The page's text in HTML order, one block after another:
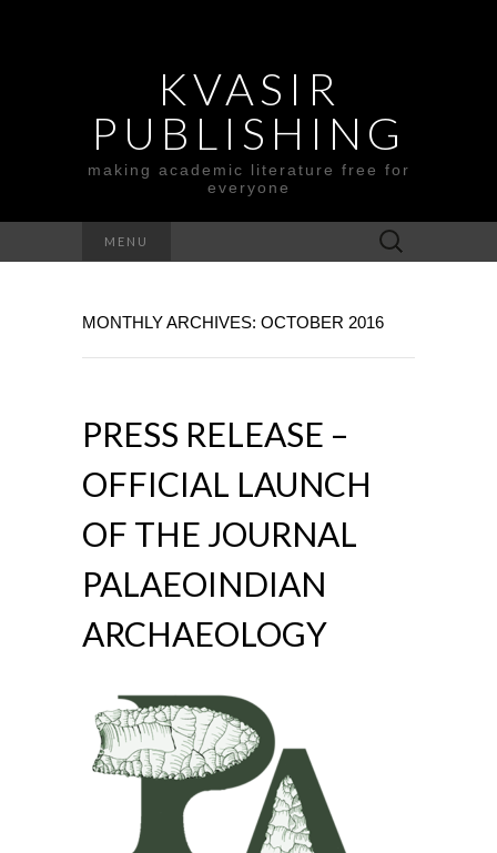
KVASIR
PUBLISHING
making academic literature free for
everyone
MENU
Search
for:
MONTHLY ARCHIVES: OCTOBER 2016
PRESS RELEASE –
OFFICIAL LAUNCH
OF THE JOURNAL
PALAEOINDIAN
ARCHAEOLOGY